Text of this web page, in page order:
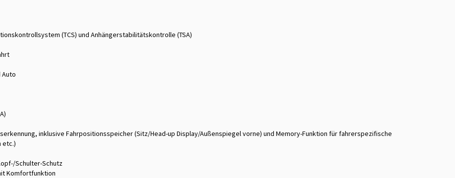
(TCS) und Anhängerstabilitätskontrolle (TSA)
Auto
inklusive Fahrpositionsspeicher (Sitz/Head-up Display/Außenspiegel vorne) und Memory-Funktion für fahrerspezifische
etc.)
Schulter-Schutz
Komfortfunktion